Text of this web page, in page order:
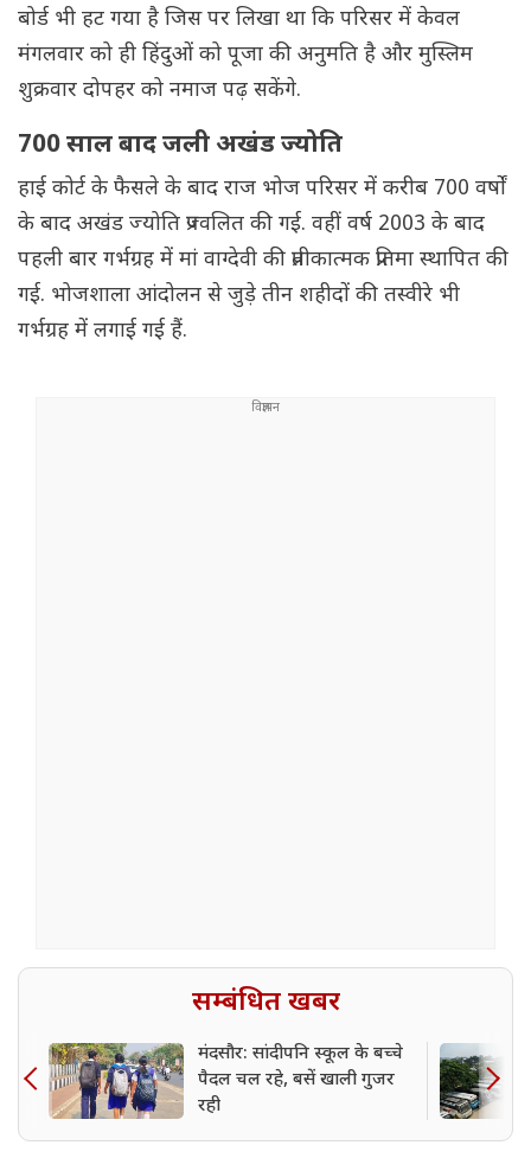
बोर्ड भी हट गया है जिस पर लिखा था कि परिसर में केवल
मंगलवार को ही हिंदुओं को पूजा की अनुमति है और मुस्लिम
शुक्रवार दोपहर को नमाज पढ़ सकेंगे.
700 साल बाद जली अखंड ज्योति
हाई कोर्ट के फैसले के बाद राज भोज परिसर में करीब 700 वर्षों
के बाद अखंड ज्योति प्रज्वलित की गई. वहीं वर्ष 2003 के बाद
पहली बार गर्भग्रह में मां वाग्देवी की प्रतीकात्मक प्रतिमा ‌स्थापित की
गई. भोजशाला आंदोलन से जुड़े तीन शहीदों की तस्वीरे भी
गर्भग्रह में लगाई गई हैं.
सम्बंधित खबर
मंदसौर: सांदीपनि स्कूल के बच्चे
पैदल चल रहे, बसें खाली गुजर
रही